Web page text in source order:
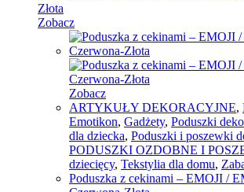
Zobacz
Zobacz
ARTYKUŁY DEKORACYJNE,
Emotikon, Gadżety, Poduszki
dla dziecka, Poduszki i poszewki
PODUSZKI OZDOBNE I
dziecięcy, Tekstylia dla domu,
Poduszka z cekinami – EMOJI /